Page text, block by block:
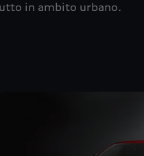
in ambito urbano.